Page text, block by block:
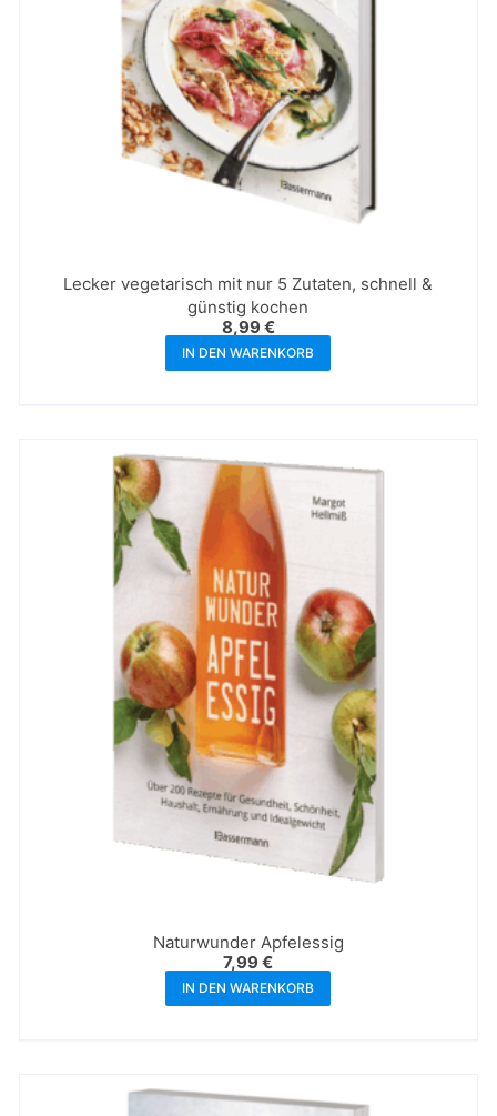
Lecker vegetarisch mit nur 5 Zutaten, schnell &
günstig kochen
8,99€
IN DEN WARENKORB
Naturwunder Apfelessig
7,99€
IN DEN WARENKORB